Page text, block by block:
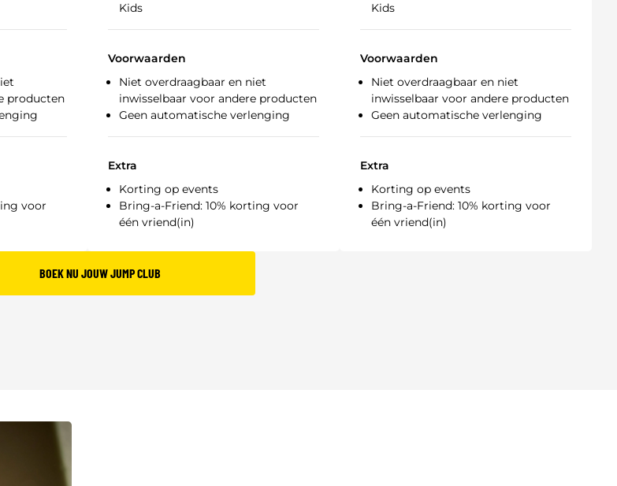
producten
voor
Kids
Voorwaarden
Niet overdraagbaar en niet
inwisselbaar voor andere producten
Geen automatische verlenging
Extra
Korting op events
Bring-a-Friend: 10% korting voor
één vriend(in)
Kids
Voorwaarden
Niet overdraagbaar en niet
inwisselbaar voor andere producten
Geen automatische verlenging
Extra
Korting op events
Bring-a-Friend: 10% korting voor
één vriend(in)
BOEK NU JOUW JUMP CLUB